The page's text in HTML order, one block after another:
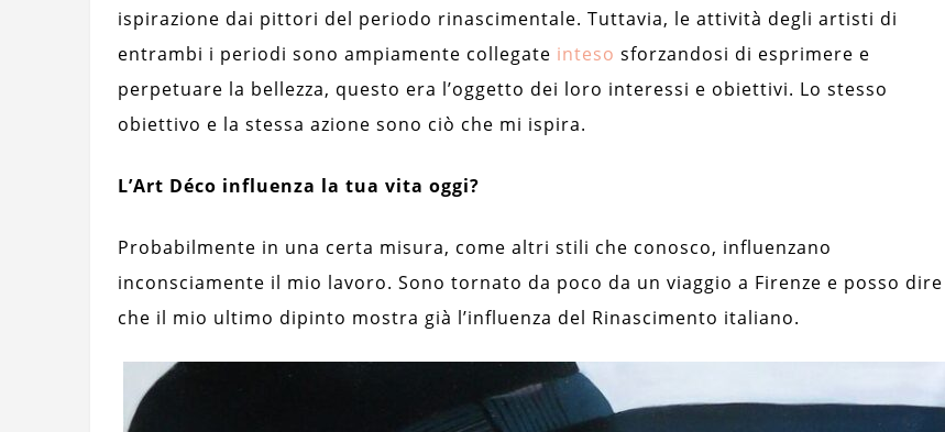
ispirazione dai pittori del periodo rinascimentale. Tuttavia, le attività degli artisti di
entrambi i periodi sono ampiamente collegate inteso sforzandosi di esprimere e
perpetuare la bellezza, questo era l’oggetto dei loro interessi e obiettivi. Lo stesso
obiettivo e la stessa azione sono ciò che mi ispira.
L’Art Déco influenza la tua vita oggi?
Probabilmente in una certa misura, come altri stili che conosco, influenzano
inconsciamente il mio lavoro. Sono tornato da poco da un viaggio a Firenze e posso dire
che il mio ultimo dipinto mostra già l’influenza del Rinascimento italiano.